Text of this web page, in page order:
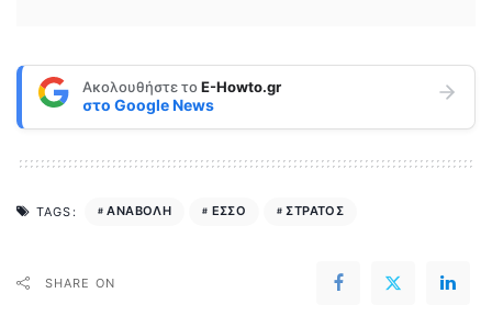
Ακολουθήστε τοE-Howto.gr
στο Google News
TAGS: ΑΝΑΒΟΛΗ ΕΣΣΟ ΣΤΡΑΤΟΣ
SHARE ON